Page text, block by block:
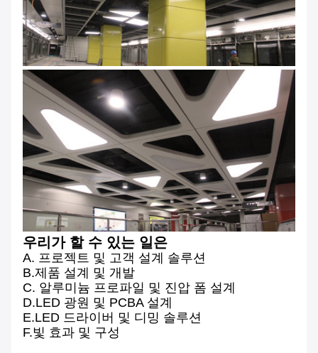
우리가 할 수 있는 일은
A. 프로젝트 및 고객 설계 솔루션
B.제품 설계 및 개발
C. 알루미늄 프로파일 및 진압 폼 설계
D.LED 광원 및 PCBA 설계
E.LED 드라이버 및 디밍 솔루션
F.빛 효과 및 구성